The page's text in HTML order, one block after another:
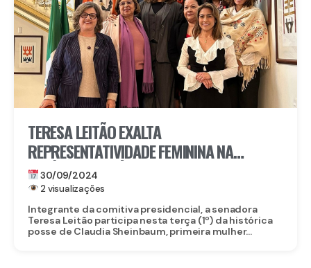
TERESA LEITÃO EXALTA
REPRESENTATIVIDADE FEMININA NA
POLÍTICA DO MÉXICO
30/09/2024
2 visualizações
Integrante da comitiva presidencial, a senadora
Teresa Leitão participa nesta terça (1º) da histórica
posse de Claudia Sheinbaum, primeira mulher...